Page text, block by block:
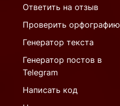
Ответить на отзыв
Проверить орфографию
Генератор текста
Генератор постов в
Telegram
Написать код